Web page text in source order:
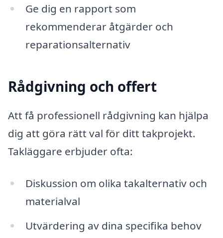
Ge dig en rapport som
rekommenderar åtgärder och
reparationsalternativ
Rådgivning och offert
Att få professionell rådgivning kan hjälpa
dig att göra rätt val för ditt takprojekt.
Takläggare erbjuder ofta:
Diskussion om olika takalternativ och
materialval
Utvärdering av dina specifika behov